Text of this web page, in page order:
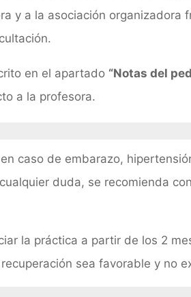
y a la asociación organizadora
en el apartado “Notas del
a la profesora.
caso de embarazo,
duda, se recomienda
la práctica a partir de los 2
sea favorable y no